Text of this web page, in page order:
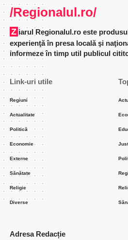
/Regionalul.ro/
Ziarul Regionalul.ro este produsul unei echipe cu
experienţă în presa locală şi
informeze în timp util publicul
Link-uri utile
Regiuni
Actualitate
Politică
Economie
Externe
Sănătate
Religie
Diverse
Adresa Redacție